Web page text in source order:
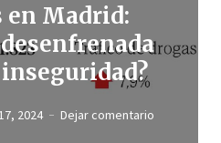
en Madrid:
2024 Dejar comentario